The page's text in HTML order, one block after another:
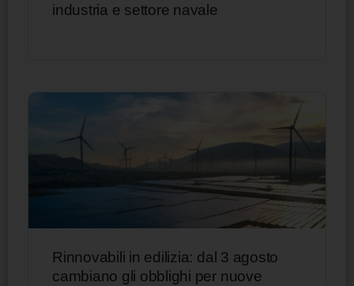
industria e settore navale
Rinnovabili in edilizia: dal 3 agosto
cambiano gli obblighi per nuove